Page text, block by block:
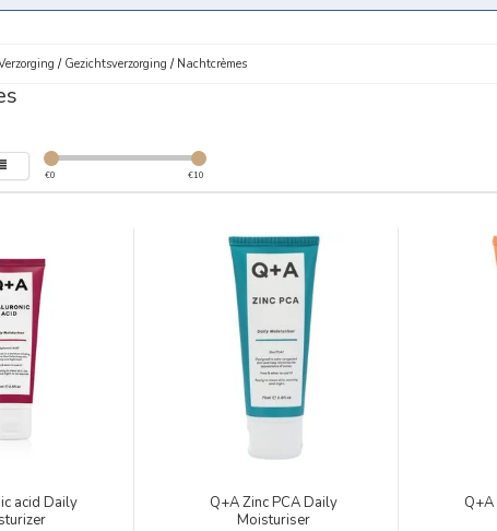
/ Gezichtsverzorging / Nachtcrèmes
€0 €10
acid Daily
Q+A Zinc PCA Daily
Moisturiser